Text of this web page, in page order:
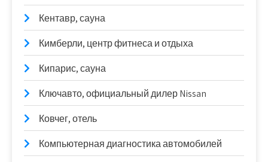
Кентавр, сауна
Кимберли, центр фитнеса и отдыха
Кипарис, сауна
Ключавто, официальный дилер Nissan
Ковчег, отель
Компьютерная диагностика автомобилей